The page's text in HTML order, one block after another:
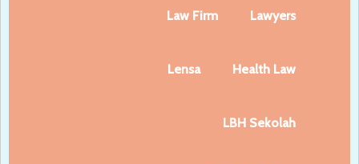
Law Firm Lawyers
Lensa Health Law
LBH Sekolah